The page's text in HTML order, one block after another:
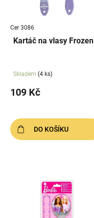
Cer 3086
Kartáč na vlasy Frozen
Skladem (4 ks)
109 Kč
DO KOŠÍKU